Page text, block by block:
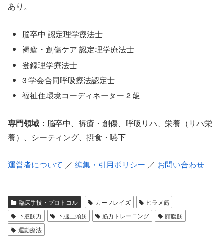
あり。
脳卒中 認定理学療法士
褥瘡・創傷ケア 認定理学療法士
登録理学療法士
3 学会合同呼吸療法認定士
福祉住環境コーディネーター 2 級
専門領域： 脳卒中、褥瘡・創傷、呼吸リハ、栄養（リハ栄
養）、シーティング、摂食・嚥下
運営者について ／ 編集・引用ポリシー ／ お問い合わせ
臨床手技・プロトコル カーフレイズ
ヒラメ筋
下肢筋力
下腿三頭筋 筋力トレーニング
腓腹筋
運動療法